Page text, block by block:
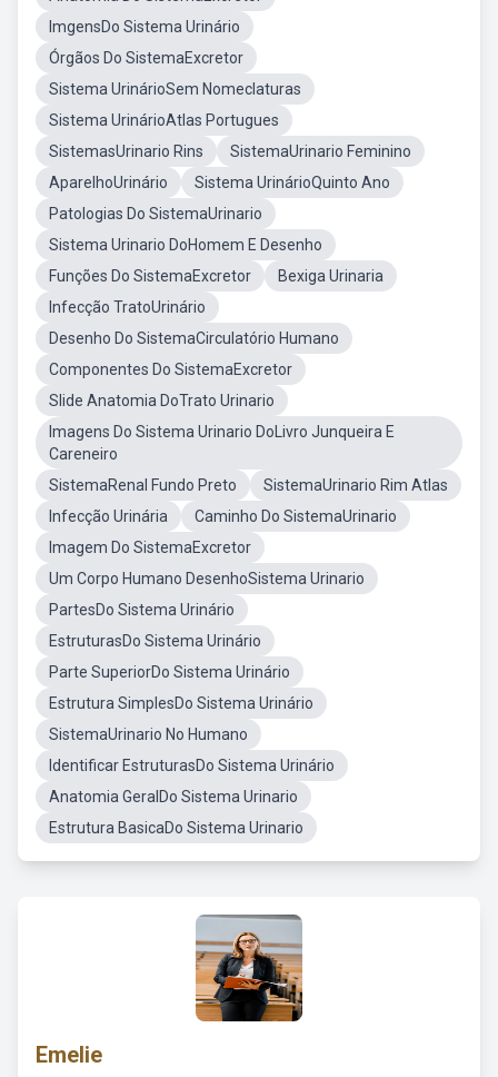
ImgensDo Sistema Urinário
Órgãos Do SistemaExcretor
Sistema UrinárioSem Nomeclaturas
Sistema UrinárioAtlas Portugues
SistemasUrinario Rins
SistemaUrinario Feminino
AparelhoUrinário
Sistema UrinárioQuinto Ano
Patologias Do SistemaUrinario
Sistema Urinario DoHomem E Desenho
Funções Do SistemaExcretor
Bexiga Urinaria
Infecção TratoUrinário
Desenho Do SistemaCirculatório Humano
Componentes Do SistemaExcretor
Slide Anatomia DoTrato Urinario
Imagens Do Sistema Urinario DoLivro Junqueira E
Careneiro
SistemaRenal Fundo Preto
SistemaUrinario Rim Atlas
Infecção Urinária
Caminho Do SistemaUrinario
Imagem Do SistemaExcretor
Um Corpo Humano DesenhoSistema Urinario
PartesDo Sistema Urinário
EstruturasDo Sistema Urinário
Parte SuperiorDo Sistema Urinário
Estrutura SimplesDo Sistema Urinário
SistemaUrinario No Humano
Identificar EstruturasDo Sistema Urinário
Anatomia GeralDo Sistema Urinario
Estrutura BasicaDo Sistema Urinario
Emelie